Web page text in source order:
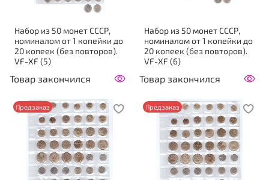
Набор из 50 монет СССР,
номиналом от 1 копейки до
20 копеек (без повторов).
VF-XF (5)
Товар закончился
Набор из 50 монет СССР,
номиналом от 1 копейки до
20 копеек (без повторов).
VF-XF (6)
Товар закончился
Предзаказ Предзаказ